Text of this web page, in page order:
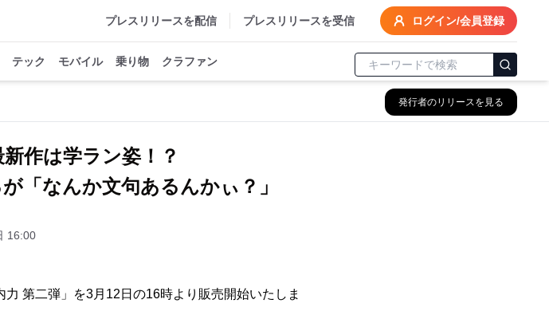
プレスリリースを配信 プレスリリースを受信 ログイン/会員登録
テック モバイル 乗り物 クラファン
発行者のリリースを見る
作は学ラン姿！？
「なんか文句あるんかぃ？」
16:00
第二弾」を3月12日の16時より販売開始いたしま